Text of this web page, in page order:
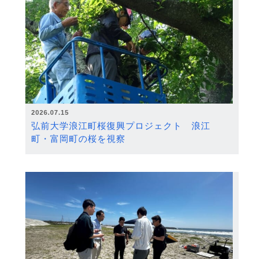
2026.07.15
弘前大学浪江町桜復興プロジェクト 浪江
町・富岡町の桜を視察